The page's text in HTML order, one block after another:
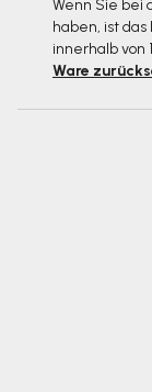
Wenn Sie bei
haben, ist
innerhalb von
Ware